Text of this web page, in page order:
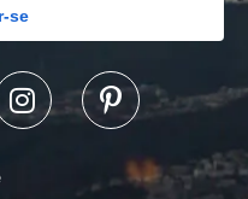
se